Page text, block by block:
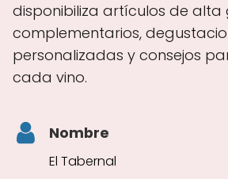
disponibiliza artículos de alta
complementarios,
personalizadas y consejos
cada vino.
Nombre
El Tabernal